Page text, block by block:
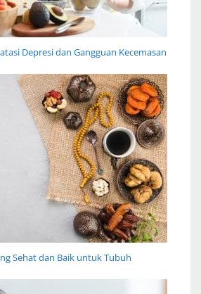
Depresi dan Gangguan Kecemasan
Sehat dan Baik untuk Tubuh